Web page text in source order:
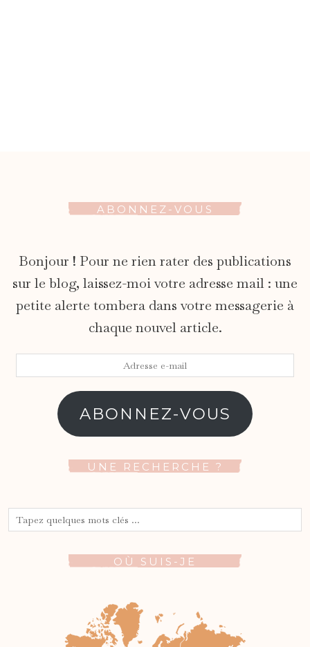
ABONNEZ-VOUS
Bonjour ! Pour ne rien rater des publications
sur le blog, laissez-moi votre adresse mail : une
petite alerte tombera dans votre messagerie à
chaque nouvel article.
ABONNEZ-VOUS
UNE RECHERCHE ?
OÙ SUIS-JE